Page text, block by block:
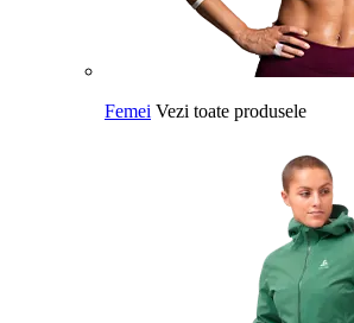
Femei Vezi toate produsele